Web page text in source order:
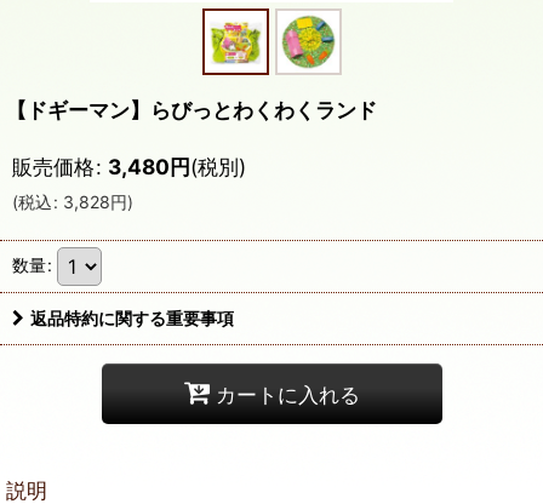
【ドギーマン】らびっとわくわくランド
販売価格: 3,480円(税別)
(税込: 3,828円)
数量:
返品特約に関する重要事項
カートに入れる
説明